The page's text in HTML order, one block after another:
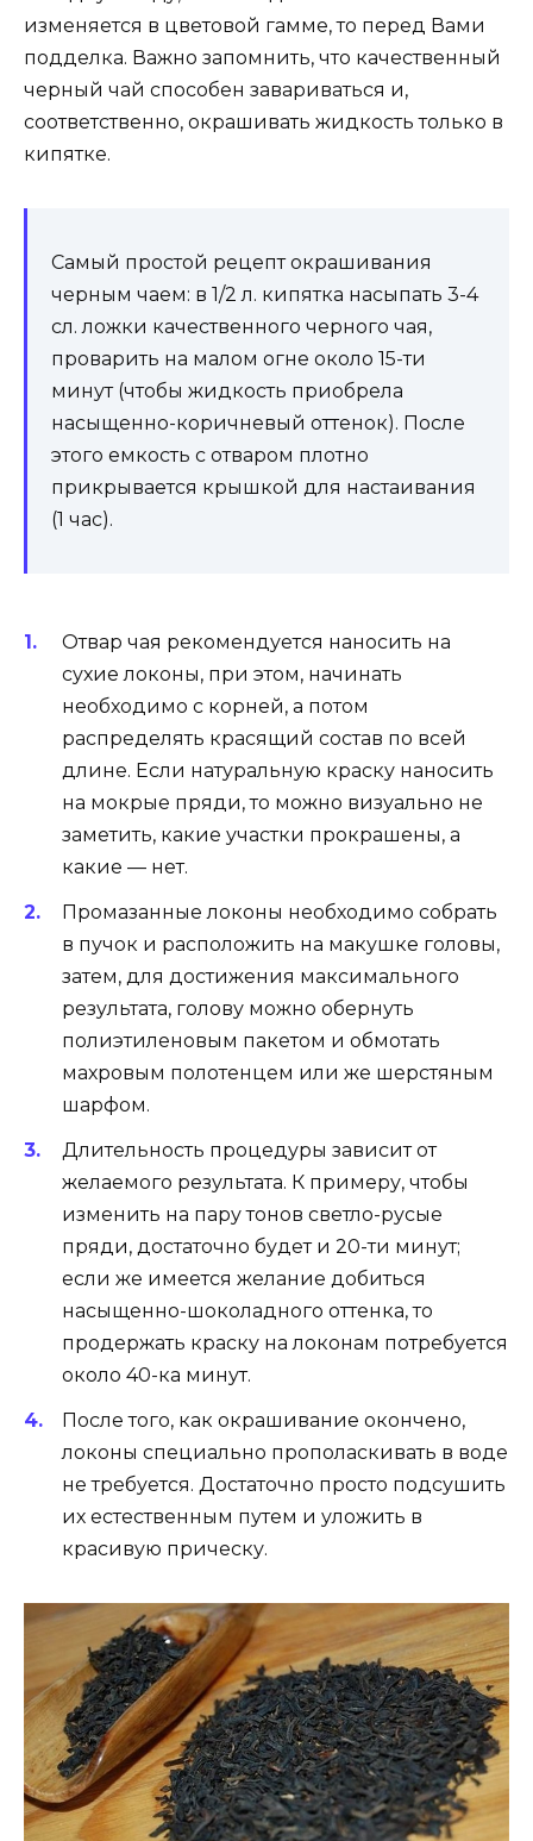
изменяется в цветовой гамме, то перед Вами
подделка. Важно запомнить, что качественный
черный чай способен завариваться и,
соответственно, окрашивать жидкость только в
кипятке.
Самый простой рецепт окрашивания
черным чаем: в 1/2 л. кипятка насыпать 3-4
сл. ложки качественного черного чая,
проварить на малом огне около 15-ти
минут (чтобы жидкость приобрела
насыщенно-коричневый оттенок). После
этого емкость с отваром плотно
прикрывается крышкой для настаивания
(1 час).
Отвар чая рекомендуется наносить на
сухие локоны, при этом, начинать
необходимо с корней, а потом
распределять красящий состав по всей
длине. Если натуральную краску наносить
на мокрые пряди, то можно визуально не
заметить, какие участки прокрашены, а
какие — нет.
Промазанные локоны необходимо собрать
в пучок и расположить на макушке головы,
затем, для достижения максимального
результата, голову можно обернуть
полиэтиленовым пакетом и обмотать
махровым полотенцем или же шерстяным
шарфом.
Длительность процедуры зависит от
желаемого результата. К примеру, чтобы
изменить на пару тонов светло-русые
пряди, достаточно будет и 20-ти минут;
если же имеется желание добиться
насыщенно-шоколадного оттенка, то
продержать краску на локонам потребуется
около 40-ка минут.
После того, как окрашивание окончено,
локоны специально прополаскивать в воде
не требуется. Достаточно просто подсушить
их естественным путем и уложить в
красивую прическу.